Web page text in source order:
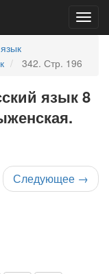
342. Стр. 196
язык 8
Следующее →